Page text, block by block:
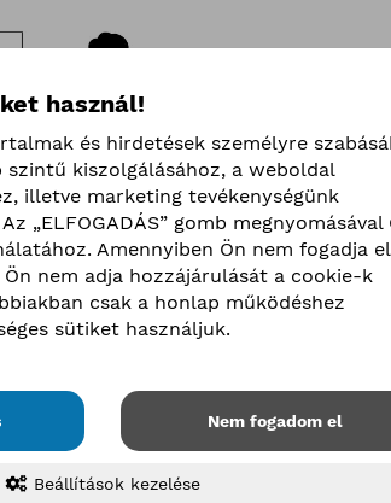
használ!
és hirdetések személyre
szintű kiszolgálásához, a weboldal
illetve marketing tevékenységünk
„ELFOGADÁS” gomb megnyomásával
Amennyiben Ön nem fogadja
nem adja hozzájárulását a cookie-k
csak a honlap működéshez
sütiket használjuk.
Nem fogadom el
Beállítások kezelése